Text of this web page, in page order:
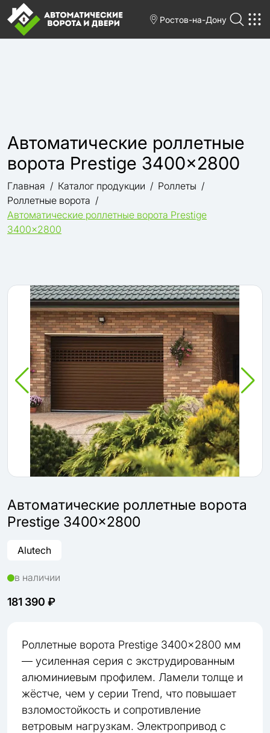
Ростов-на-Дону
Автоматические роллетные
ворота Prestige 3400x2800
Главная Каталог продукции
Роллеты
Роллетные ворота
Автоматические роллетные ворота Prestige
3400x2800
Автоматические роллетные ворота
Prestige 3400x2800
Alutech
в наличии
181 390 ₽
Роллетные ворота Prestige 3400×2800 мм
— усиленная серия с экструдированным
алюминиевым профилем. Ламели толще и
жёстче, чем у серии Trend, что повышает
взломостойкость и сопротивление
ветровым нагрузкам. Электропривод с